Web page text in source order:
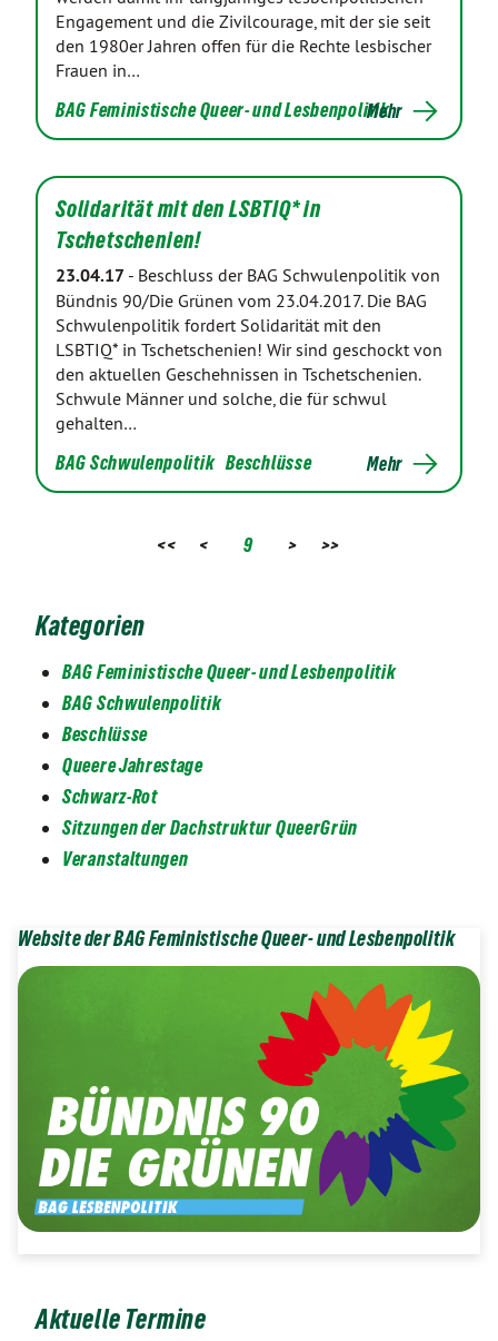
Engagement und die Zivilcourage, mit der sie seit
den 1980er Jahren offen für die Rechte lesbischer
Frauen in…
BAG Feministische Queer- und Lesbenpolitik
Mehr
Solidarität mit den LSBTIQ* in
Tschetschenien!
23.04.17 - Beschluss der BAG Schwulenpolitik von
Bündnis 90/Die Grünen vom 23.04.2017. Die BAG
Schwulenpolitik fordert Solidarität mit den
LSBTIQ* in Tschetschenien! Wir sind geschockt von
den aktuellen Geschehnissen in Tschetschenien.
Schwule Männer und solche, die für schwul
gehalten…
BAG Schwulenpolitik Beschlüsse Mehr
<< < 9 > >>
Kategorien
BAG Feministische Queer- und Lesbenpolitik
BAG Schwulenpolitik
Beschlüsse
Queere Jahrestage
Schwarz-Rot
Sitzungen der Dachstruktur QueerGrün
Veranstaltungen
Website der BAG Feministische Queer- und Lesbenpolitik
Aktuelle Termine